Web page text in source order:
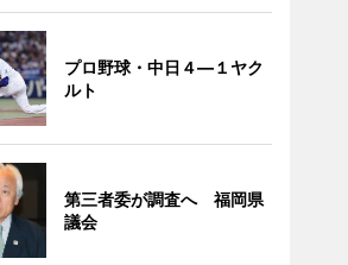
プロ野球・中日４―１ヤク
ルト
第三者委が調査へ 福岡県
議会